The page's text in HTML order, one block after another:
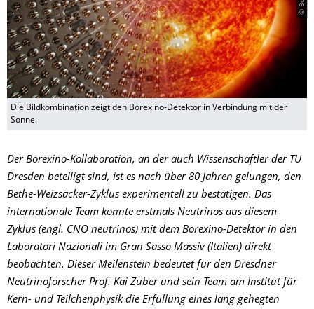
Die Bildkombination zeigt den Borexino-Detektor in Verbindung mit der
Sonne.
Der Borexino-Kollaboration, an der auch Wissenschaftler der TU
Dresden beteiligt sind, ist es nach über 80 Jahren gelungen, den
Bethe-Weizsäcker-Zyklus experimentell zu bestätigen. Das
internationale Team konnte erstmals Neutrinos aus diesem
Zyklus (engl. CNO neutrinos) mit dem Borexino-Detektor in den
Laboratori Nazionali im Gran Sasso Massiv (Italien) direkt
beobachten. Dieser Meilenstein bedeutet für den Dresdner
Neutrinoforscher Prof. Kai Zuber und sein Team am Institut für
Kern- und Teilchenphysik die Erfüllung eines lang gehegten